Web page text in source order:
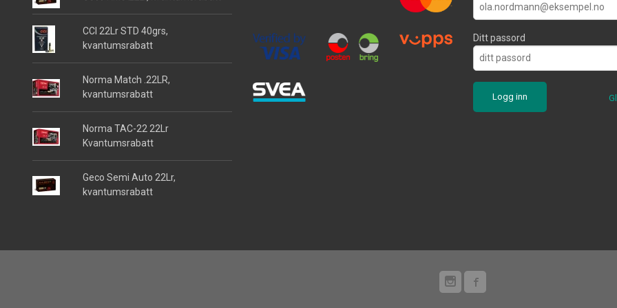
CCI 22Lr STD 40grs,
kvantumsrabatt
Norma Match .22LR,
kvantumsrabatt
Norma TAC-22 22Lr
Kvantumsrabatt
Geco Semi Auto 22Lr,
kvantumsrabatt
Ditt passord